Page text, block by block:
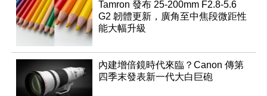
Tamron 發布 25-200mm F2.8-5.6
G2 韌體更新，廣角至中焦段微距性
能大幅升級
內建增倍鏡時代來臨？Canon 傳第
四季末發表新一代大白巨砲